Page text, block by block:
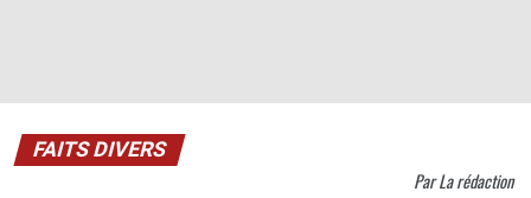
FAITS DIVERS
ParLa rédaction